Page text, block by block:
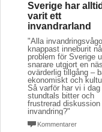
Sverige har alltid
varit ett
invandrarland
"Alla
knappast inneburit
problem för Sverige
snarare utgjort en
ovärderlig tillgång –
ekonomiskt och
Så varför har vi i dag
stundtals bitter och
frustrerad diskussion
invandring?"
Kommentarer